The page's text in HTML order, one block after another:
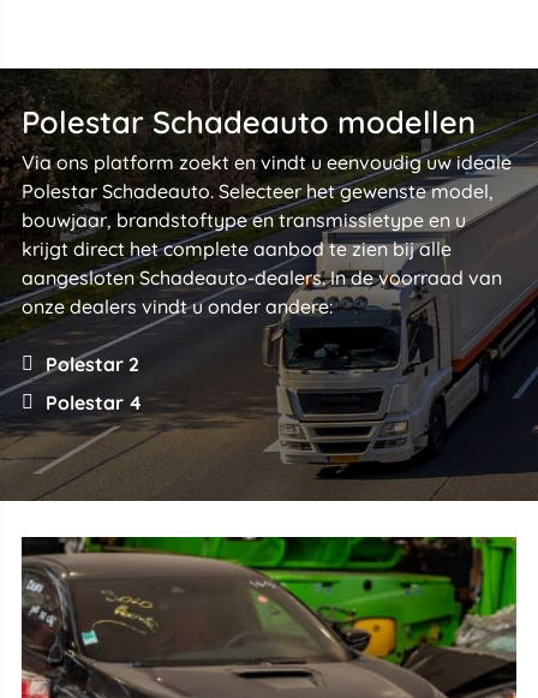
Polestar Schadeauto modellen
Via ons platform zoekt en vindt u eenvoudig uw ideale
Polestar Schadeauto. Selecteer het gewenste model,
bouwjaar, brandstoftype en transmissietype en u
krijgt direct het complete aanbod te zien bij alle
aangesloten Schadeauto-dealers. In de voorraad van
onze dealers vindt u onder andere:
Polestar 2
Polestar 4